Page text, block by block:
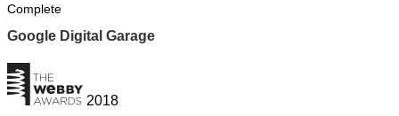
Complete
Google Digital Garage
2018